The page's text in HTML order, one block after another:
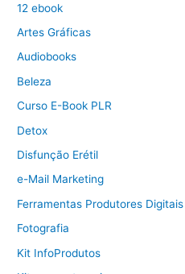
12 ebook
Artes Gráficas
Audiobooks
Beleza
Curso E-Book PLR
Detox
Disfunção Erétil
e-Mail Marketing
Ferramentas Produtores Digitais
Fotografia
Kit InfoProdutos